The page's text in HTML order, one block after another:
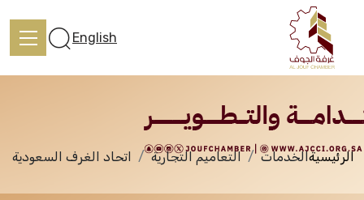
English
الخدمات
الرئيسيةالخدمات التعاميم التجارية اتحاد الغرف السعودية